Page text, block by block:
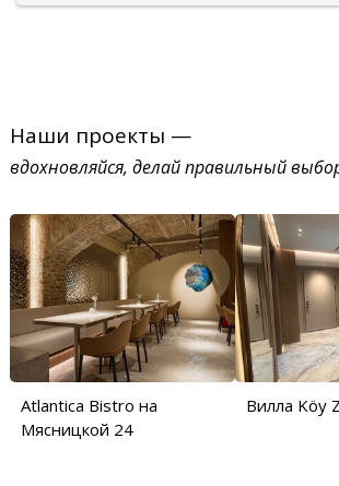
Наши проекты —
вдохновляйся, делай правильный
Atlantica Bistro на
Мясницкой 24
Вилла Köy